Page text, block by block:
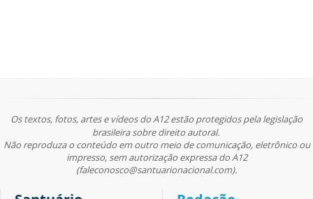
Os textos, fotos, artes e vídeos do A12 estão protegidos pela legislação
brasileira sobre direito autoral.
Não reproduza o conteúdo em outro meio de comunicação, eletrônico ou
impresso, sem autorização expressa do A12
(faleconosco@santuarionacional.com).